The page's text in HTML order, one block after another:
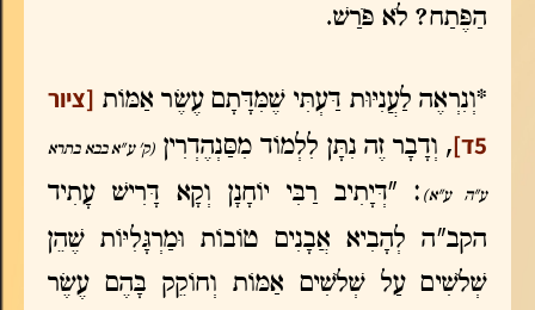
הַפֶּתַח? לֹא פֹּרַשׁ.
*וְנִרְאֶה לַעֲנִיּוּת דַּעְתִּי שֶׁמִּדָּתָם עֶשֶׂר אַמּוֹת [ציור
5ד]
, וְדָבָר זֶה נִתָּן לִלְמוֹד מִסַּנְהֶדְרִין (ק' ע"א בבא בתרא
ע"ה ע"א) : "דְּיָתִיב רַבִּי יוֹחָנָן וְקָא דָּרִישׁ עָתִיד
הקב"ה לְהָבִיא אֲבָנִים טוֹבוֹת וּמַרְגָּלִיּוֹת שֶׁהֵן
שְׁלֹשִׁים עַל שְׁלֹשִׁים אַמּוֹת וְחוֹקֵק בָּהֶם עֶשֶׂר